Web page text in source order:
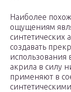
Наиболее
ощущениям
синтетических
создавать
акрила в силу
применяют в